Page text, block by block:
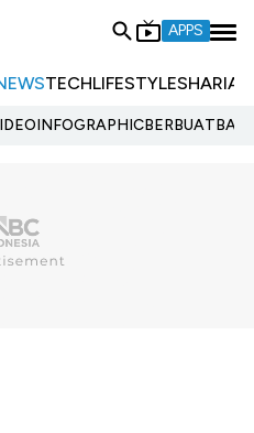
APPS
TECHLIFESTYLESHARIA
INFOGRAPHIC